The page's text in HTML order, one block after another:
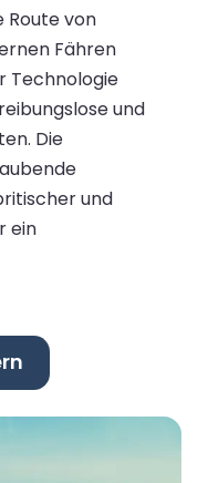
Route von
Fähren
Technologie
und
Die
und
ein